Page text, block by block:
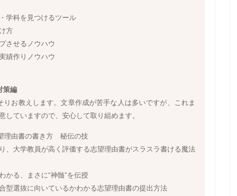
学科を見つけるツール
方
させるノウハウ
績作りノウハウ
策編
お教えします。文章作成が苦手な人は多いですが、これま
していますので、安心して取り組めます。
理由書の書き方 秘伝の技
、大学教員が高く評価する志望理由書がスラスラ書ける魔法
かる、まさに“神髄”を伝授
型選抜に向いているかわかる志望理由書の提出方法